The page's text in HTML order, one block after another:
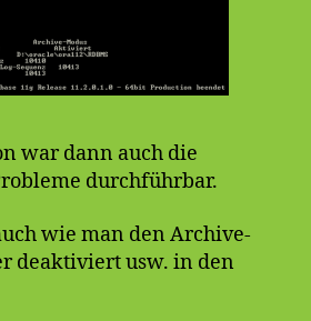
war dann auch die
durchführbar.
wie man den Archive-
deaktiviert usw. in den